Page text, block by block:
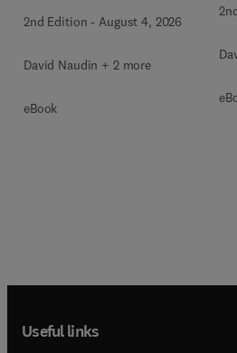
2nd Edition - August 4, 2026
David Naudin + 2 more
eBook
Useful links